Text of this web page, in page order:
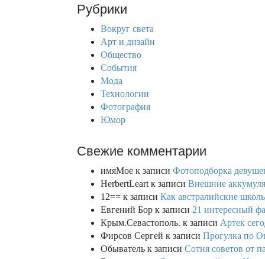
c
Рубрики
Вокруг света
Арт и дизайн
Общество
События
Мода
Технологии
Фотография
Юмор
Свежие комментарии
имяМое к записи Фотоподборка
HerbertLeart к записи Внешние
12== к записи Как австралийские
Евгений Бор к записи 21 интересный
Крым.Севастополь. к записи Артек
Фирсов Сергей к записи Прогулка по
Обыватель к записи Сотня советов от